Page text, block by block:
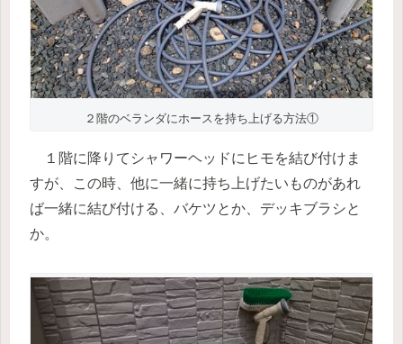
２階のベランダにホースを持ち上げる方法①
１階に降りてシャワーヘッドにヒモを結び付けま
すが、この時、他に一緒に持ち上げたいものがあれ
ば一緒に結び付ける、バケツとか、デッキブラシと
か。